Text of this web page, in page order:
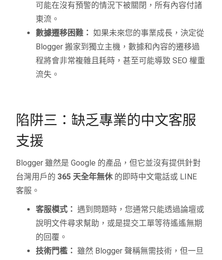
可能在沒有預警的情況下被關閉，所有內容付諸
東流。
數據遷移困難： 如果未來您的事業成長，決定從
Blogger 搬家到獨立主機，數據和內容的遷移過
程將會非常複雜且耗時，甚至可能導致 SEO 權重
流失。
陷阱三：缺乏專業的中文客服
支援
Blogger 雖然是 Google 的產品，但它並沒有提供針對
台灣用戶的365 天全年無休的即時中文電話或 LINE
客服。
客服模式： 遇到問題時，您通常只能透過論壇或
說明文件尋求幫助，或是提交工單等待遙遙無期
的回覆。
技術門檻： 雖然 Blogger 聲稱無需技術，但一旦